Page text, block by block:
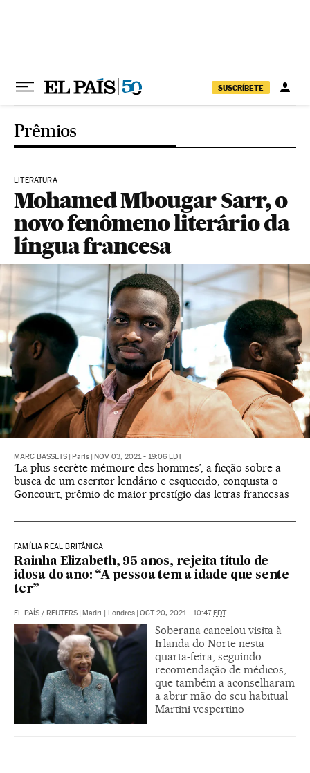
SUSCRÍBETE
Prêmios
LITERATURA
Mohamed Mbougar Sarr, o
novo fenômeno literário da
língua francesa
MARC BASSETS Paris NOV 03, 2021 - 19:06 EDT
‘La plus secrète mémoire des hommes’, a ficção sobre a
busca de um escritor lendário e esquecido, conquista o
Goncourt, prêmio de maior prestígio das letras francesas
FAMÍLIA REAL BRITÂNICA
Rainha Elizabeth, 95 anos, rejeita título de
idosa do ano: “A pessoa tem a idade que sente
ter”
EL PAÍS / REUTERS Madri | Londres OCT 20, 2021 - 10:47 EDT
Soberana cancelou visita à
Irlanda do Norte nesta
quarta-feira, seguindo
recomendação de médicos,
que também a aconselharam
a abrir mão do seu habitual
Martini vespertino